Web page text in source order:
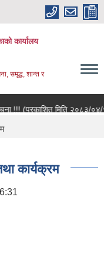
कार्यालय
समृद्ध, शान्त र
मिति २०८३/०४/१५ )
कार्यक्रम